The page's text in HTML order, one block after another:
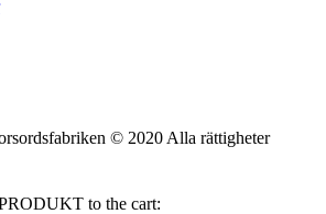
© 2020 Alla rättigheter
to the cart: